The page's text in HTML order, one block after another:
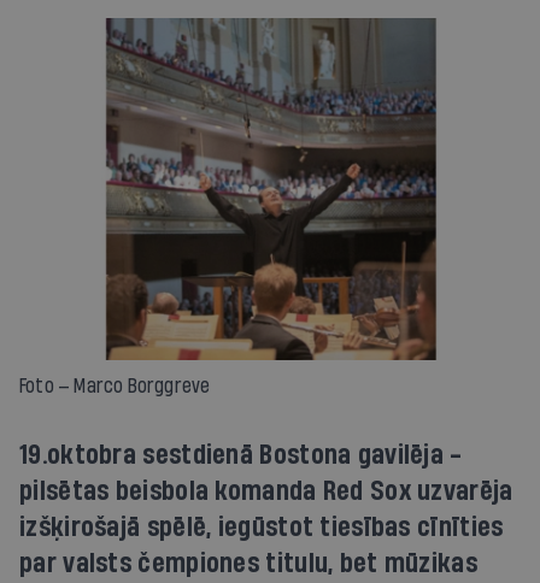
Foto — Marco Borggreve
19.oktobra sestdienā Bostona gavilēja -
pilsētas beisbola komanda Red Sox uzvarēja
izšķirošajā spēlē, iegūstot tiesības cīnīties
par valsts čempiones titulu, bet mūzikas